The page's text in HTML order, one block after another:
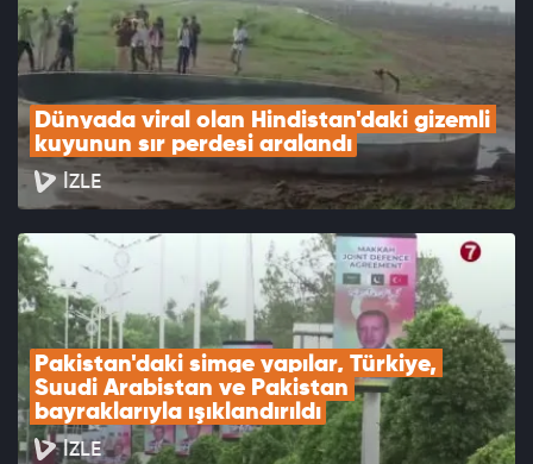
Dünyada viral olan Hindistan'daki gizemli
kuyunun sır perdesi aralandı
İZLE
Pakistan'daki simge yapılar, Türkiye,
Suudi Arabistan ve Pakistan
bayraklarıyla ışıklandırıldı
İZLE